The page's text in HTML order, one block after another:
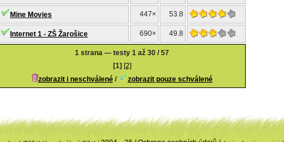
Mine Movies 447× 53.8
Internet 1 - ZŠ Žarošice 690× 49.8
1 strana — testy 1 až 30 / 57
[1] [2]
zobrazit i neschválené/ zobrazit pouze schválené